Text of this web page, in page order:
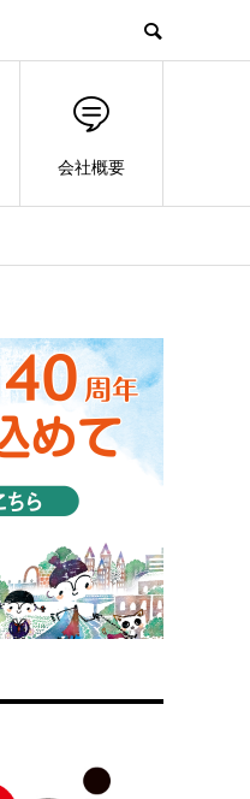
会社概要